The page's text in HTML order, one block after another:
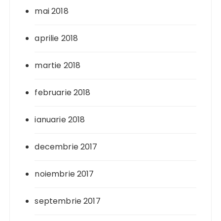
mai 2018
aprilie 2018
martie 2018
februarie 2018
ianuarie 2018
decembrie 2017
noiembrie 2017
septembrie 2017